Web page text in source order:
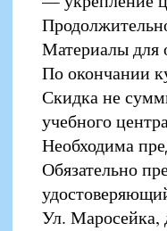
Материалы для
По окончании
Скидка не
учебного
Необходима
Обязательно
Ул. Маросейка,